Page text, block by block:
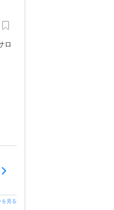
を見る